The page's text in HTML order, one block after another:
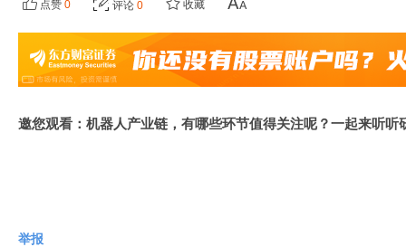
点赞 0 评论 0 收藏
邀您观看：机器人产业链，有哪些环节值得关注呢？一起来听听
举报